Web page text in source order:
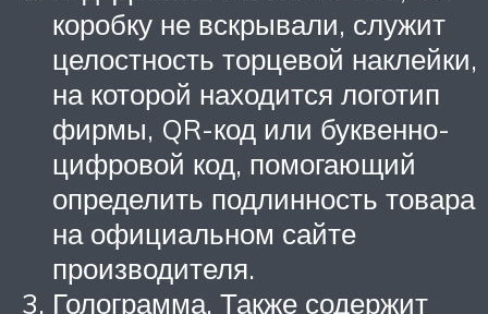
коробку не вскрывали, служит
целостность торцевой наклейки,
на которой находится логотип
фирмы, QR-код или буквенно-
цифровой код, помогающий
определить подлинность товара
на официальном сайте
производителя.
Голограмма. Также содержит